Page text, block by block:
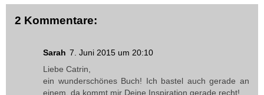
2 Kommentare:
Sarah 7. Juni 2015 um 20:10
Liebe Catrin,
ein wunderschönes Buch! Ich bastel auch gerade an
einem, da kommt mir Deine Inspiration gerade recht!